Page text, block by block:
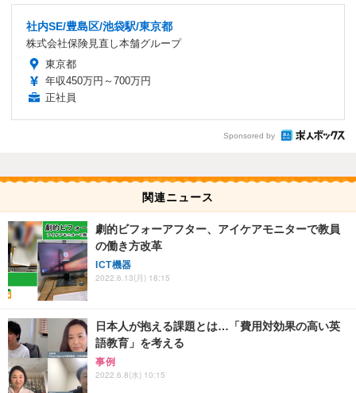
社内SE/豊島区/池袋駅/東京都
株式会社保険見直し本舗グループ
東京都
年収450万円～700万円
正社員
Sponsored by
関連ニュース
劇的ビフォーアフター、アイケアモニターで教員
の働き方改革
ICT機器
2022.6.13(月) 18:15
日本人が抱える課題とは…「費用対効果の高い英
語教育」を考える
事例
2022.6.8(水) 10:15